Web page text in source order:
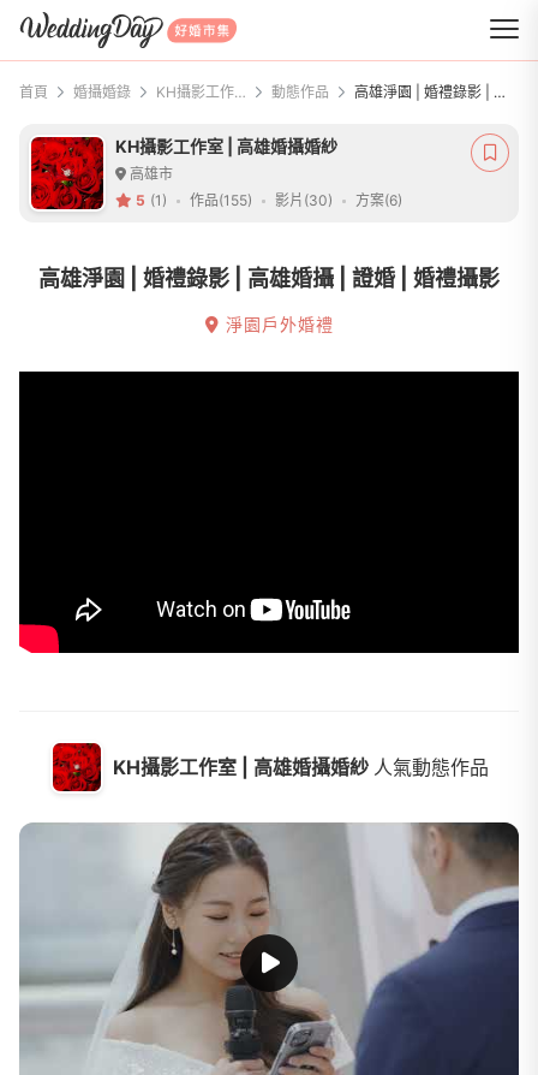
WeddingDay 好婚市集
首頁 婚攝婚錄 KH攝影工作室 | 高雄婚攝婚紗 動態作品 高雄淨園 | 婚禮錄影 | 高雄婚攝 | 證婚 | 婚禮攝影
KH攝影工作室 | 高雄婚攝婚紗
高雄市
5 (1) 作品(155) 影片(30) 方案(6)
高雄淨園 | 婚禮錄影 | 高雄婚攝 | 證婚 | 婚禮攝影
淨園戶外婚禮
KH攝影工作室 | 高雄婚攝婚紗 人氣動態作品